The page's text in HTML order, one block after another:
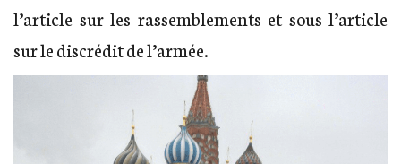
l’article sur les rassemblements et sous l’article
sur le discrédit de l’armée.